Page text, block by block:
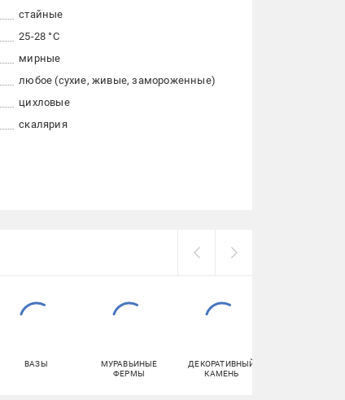
стайные
25-28 °С
мирные
любое (сухие, живые, замороженные)
цихловые
скалярия
ВАЗЫ
МУРАВЬИНЫЕ
ФЕРМЫ
ДЕКОРАТИВНЫЙ
КАМЕНЬ